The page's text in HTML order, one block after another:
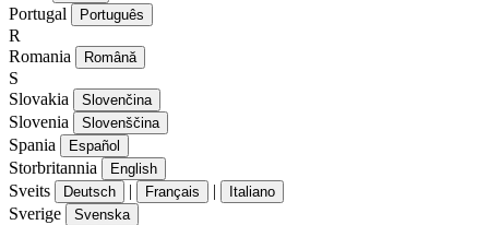
Portugal Português
R
Romania
Română
S
Slovakia
Slovenčina
Slovenia Slovenščina
Spania Español
Storbritannia English
Sveits Deutsch | Français | Italiano
Sverige Svenska